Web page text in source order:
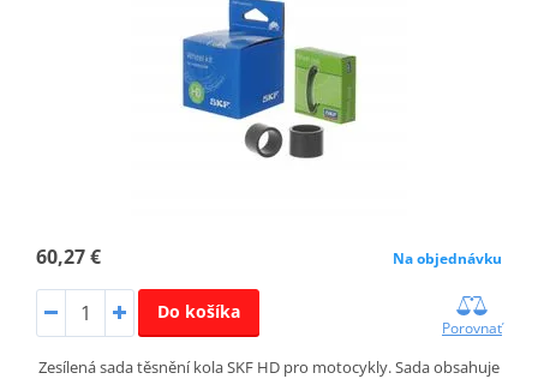
60,27 € Na objednávku
Do košíka
Porovnať
Zesílená sada těsnění kola SKF HD pro motocykly. Sada obsahuje